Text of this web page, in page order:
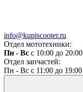
info@kupiscooter.ru
Отдел мототехники:
Пн - Вс с 10:00 до 20:00
Отдел запчастей:
Пн - Вс с 11:00 до 19:00